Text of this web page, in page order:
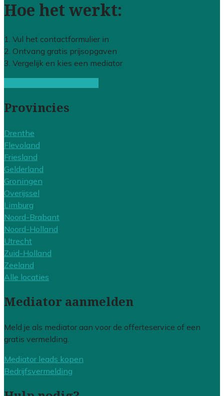
Hoe het werkt:
1. Vul het contactformulier in
2. Ontvang gratis prijsopgaven
3. Vergelijk en kies een mediator
Provincies
Drenthe
Flevoland
Friesland
Gelderland
Groningen
Overijssel
Limburg
Noord-Brabant
Noord-Holland
Utrecht
Zuid-Holland
Zeeland
Alle locaties
Mediator aanmelden
Meld je als mediator aan voor de offerteservice of een
gratis vermelding.
Mediator leads kopen
Bedrijfsvermelding